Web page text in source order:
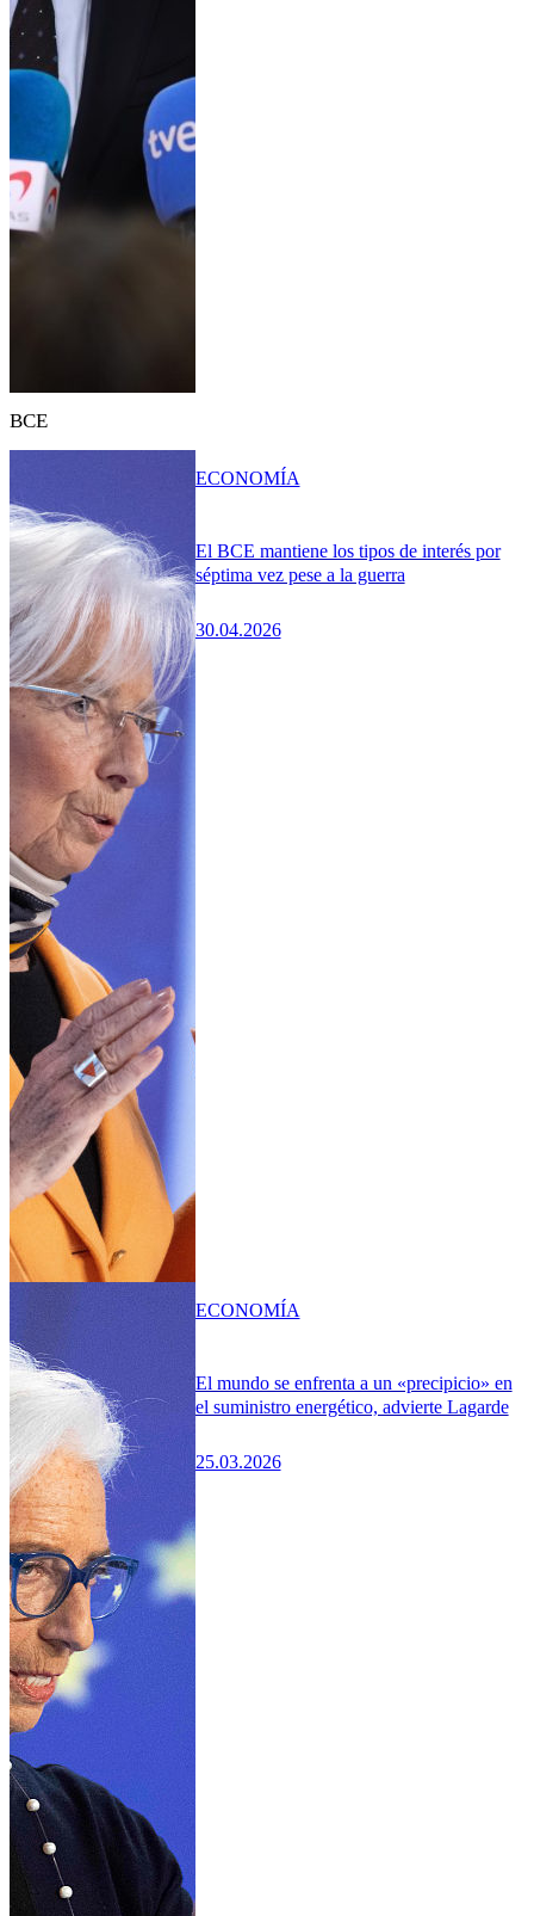
BCE
El BCE mantiene los tipos de interés por
séptima vez pese a la guerra
30.04.2026
ECONOMÍA
El mundo se enfrenta a un «precipicio» en
el suministro energético, advierte Lagarde
25.03.2026
ECONOMÍA